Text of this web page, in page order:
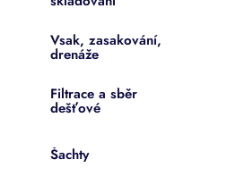
Vsak, zasakování,
drenáže
Filtrace a sběr
dešťové
Šachty